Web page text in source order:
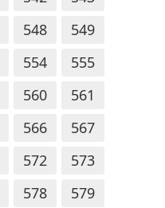
548
549
554
555
560
561
566
567
572
573
578
579